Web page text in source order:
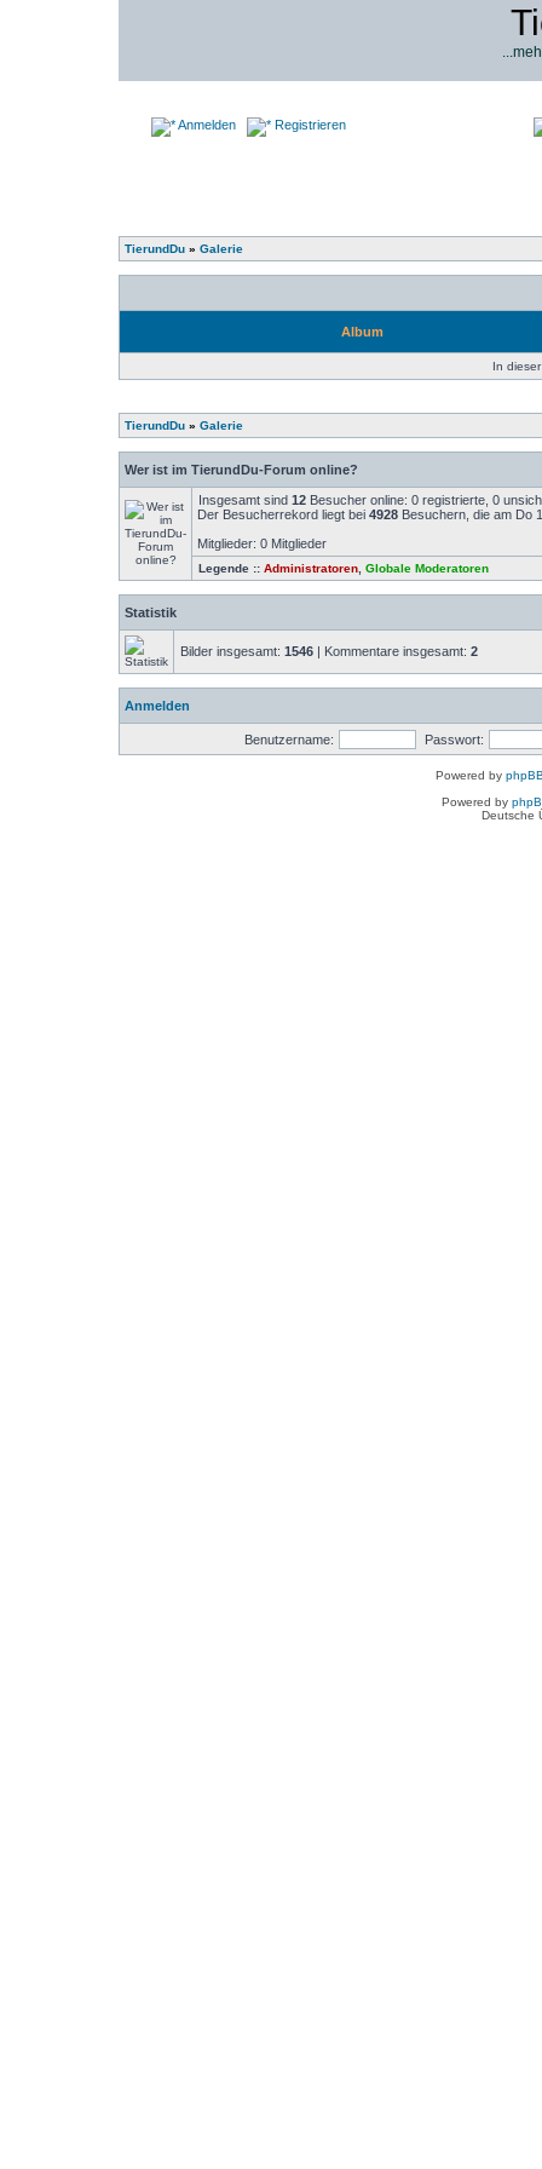
Anmelden Registrieren
TierundDu » Galerie
Album
In
TierundDu » Galerie
Wer ist im TierundDu-Forum online?
Insgesamt sind 12 Besucher online: 0 registrierte, 0
Der Besucherrekord liegt bei 4928 Besuchern, die am Do
Mitglieder: 0 Mitglieder
Legende :: Administratoren Globale Moderatoren
Statistik
Bilder insgesamt: 1546 | Kommentare insgesamt: 2
Anmelden
Benutzername: Passwort:
Powered by
Powered by
Deutsche